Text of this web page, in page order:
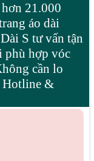
21.000
áo dài
S tư vấn tận
phù hợp vóc
cần lo
Hotline &